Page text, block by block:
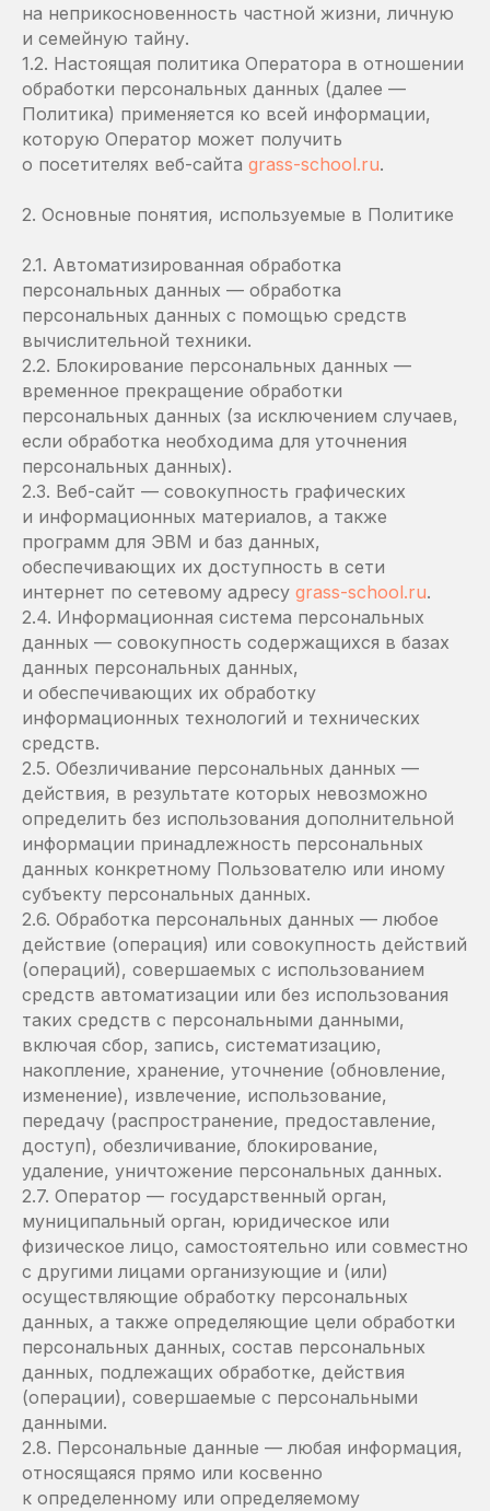
на неприкосновенность частной жизни, личную
и семейную тайну.
1.2. Настоящая политика Оператора в отношении
обработки персональных данных (далее —
Политика) применяется ко всей информации,
которую Оператор может получить
о посетителях веб-сайта grass-school.ru.
2. Основные понятия, используемые в Политике
2.1. Автоматизированная обработка
персональных данных — обработка
персональных данных с помощью средств
вычислительной техники.
2.2. Блокирование персональных данных —
временное прекращение обработки
персональных данных (за исключением случаев,
если обработка необходима для уточнения
персональных данных).
2.3. Веб-сайт — совокупность графических
и информационных материалов, а также
программ для ЭВМ и баз данных,
обеспечивающих их доступность в сети
интернет по сетевому адресу grass-school.ru.
2.4. Информационная система персональных
данных — совокупность содержащихся в базах
данных персональных данных,
и обеспечивающих их обработку
информационных технологий и технических
средств.
2.5. Обезличивание персональных данных —
действия, в результате которых невозможно
определить без использования дополнительной
информации принадлежность персональных
данных конкретному Пользователю или иному
субъекту персональных данных.
2.6. Обработка персональных данных — любое
действие (операция) или совокупность действий
(операций), совершаемых с использованием
средств автоматизации или без использования
таких средств с персональными данными,
включая сбор, запись, систематизацию,
накопление, хранение, уточнение (обновление,
изменение), извлечение, использование,
передачу (распространение, предоставление,
доступ), обезличивание, блокирование,
удаление, уничтожение персональных данных.
2.7. Оператор — государственный орган,
муниципальный орган, юридическое или
физическое лицо, самостоятельно или совместно
с другими лицами организующие и (или)
осуществляющие обработку персональных
данных, а также определяющие цели обработки
персональных данных, состав персональных
данных, подлежащих обработке, действия
(операции), совершаемые с персональными
данными.
2.8. Персональные данные — любая информация,
относящаяся прямо или косвенно
к определенному или определяемому